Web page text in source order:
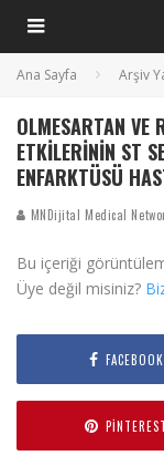
Ana Sayfa Arşiv
OLMESARTAN VE
ETKILERININ ST
ENFARKTÜSÜ
MNDijital Medical
Bu içeriği
Üye değil misiniz?
FACEBOOK
PINTEREST